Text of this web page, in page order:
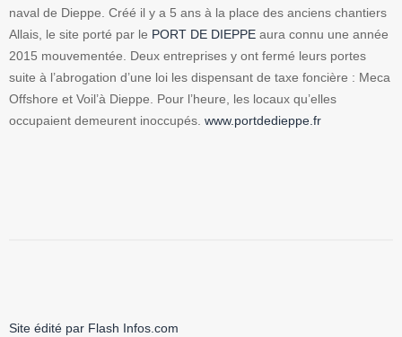
naval de Dieppe. Créé il y a 5 ans à la place des anciens chantiers
Allais, le site porté par le PORT DE DIEPPE aura connu une année
2015 mouvementée. Deux entreprises y ont fermé leurs portes
suite à l’abrogation d’une loi les dispensant de taxe foncière : Meca
Offshore et Voil’à Dieppe. Pour l’heure, les locaux qu’elles
occupaient demeurent inoccupés. www.portdedieppe.fr
Site édité par Flash Infos.com